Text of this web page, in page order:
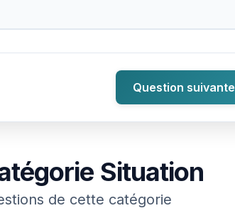
Question suivante
Situation
de cette catégorie